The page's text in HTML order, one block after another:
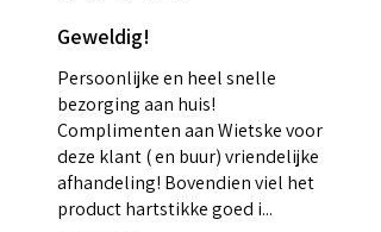
Geweldig!
Persoonlijke en heel snelle
bezorging aan huis!
Complimenten aan Wietske voor
deze klant ( en buur) vriendelijke
afhandeling! Bovendien viel het
product hartstikke goed i...